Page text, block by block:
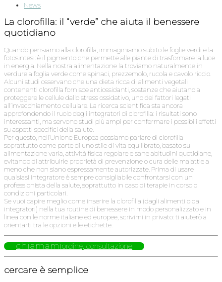
Categoria
News
La clorofilla: il “verde” che aiuta il benessere
quotidiano
Quando pensiamo alla clorofilla, immaginiamo subito le foglie verdi e la
fotosintesi: è il pigmento che permette alle piante di trasformare la luce
in energia. Nella nostra alimentazione la troviamo naturalmente in
verdure a foglia verde come spinaci, prezzemolo, rucola e cavolo riccio.
Alcuni studi osservano che una dieta ricca di alimenti vegetali
contenenti clorofilla fornisce antiossidanti, sostanze che aiutano a
proteggere le cellule dallo stress ossidativo, uno dei fattori legati
all’invecchiamento cellulare. La ricerca scientifica sta ancora
approfondendo il ruolo degli integratori di clorofilla: i risultati sono
interessanti, ma servono studi più ampi per confermare i possibili effetti
su aspetti specifici della salute.
Per questo, nell’Unione Europea possiamo parlare di clorofilla
soprattutto come parte di uno stile di vita equilibrato, basato su
alimentazione varia, attività fisica regolare e sane abitudini quotidiane,
evitando di attribuirle proprietà di prevenzione o cura delle malattie a
meno che non siano espressamente autorizzate. Prima di usare
qualsiasi integratore è sempre consigliabile confrontarsi con un
professionista della salute, soprattutto in caso di terapie in corso o
condizioni particolari.
Se vuoi capire meglio come inserire la clorofilla (dagli alimenti o da
integratori) nella tua routine di benessere in modo personalizzato e in
linea con le norme italiane ed europee, scrivimi in privato: ti aiuterò a
orientarti tra le opzioni e le etichette.
chiamamiordine, consultazione
cercare è semplice